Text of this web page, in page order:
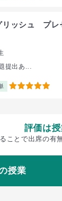
リッシュ プレ
提出あ...
5
評価は授
ことで出席の有
授業